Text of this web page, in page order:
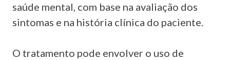
saúde mental, com base na avaliação dos
sintomas e na história clínica do paciente.
O tratamento pode envolver o uso de